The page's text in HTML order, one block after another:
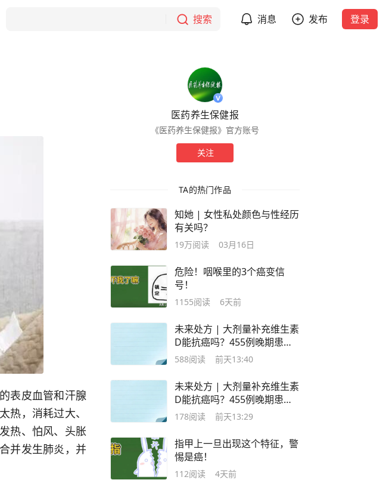
搜索 消息 发布 登录
表皮血管和汗腺
，消耗过大、
热、怕风、头胀
并发生肺炎，并
医药养生保健报
《医药养生保健报》官方账号
关注
TA的热门作品
知她 | 女性私处颜色与性经历
有关吗？
19万阅读 03月16日
危险！咽喉里的3个癌变信
号！
1155阅读 6天前
未来处方 | 大剂量补充维生素
D能抗癌吗？455例晚期患者
研究给出最终答案
588阅读 前天13:40
未来处方 | 大剂量补充维生素
D能抗癌吗？455例晚期患者
研究给出最终答案
178阅读 前天13:29
指甲上一旦出现这个特征，警
惕是癌！
112阅读 4天前